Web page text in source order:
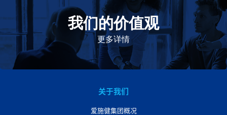
我们的价值观
更多详情
我们的价值观是爱施健存立和发展的基石。集团上下以
此为指引，为实现集团目标而共同奋斗。
关于我们
爱施健集团概况